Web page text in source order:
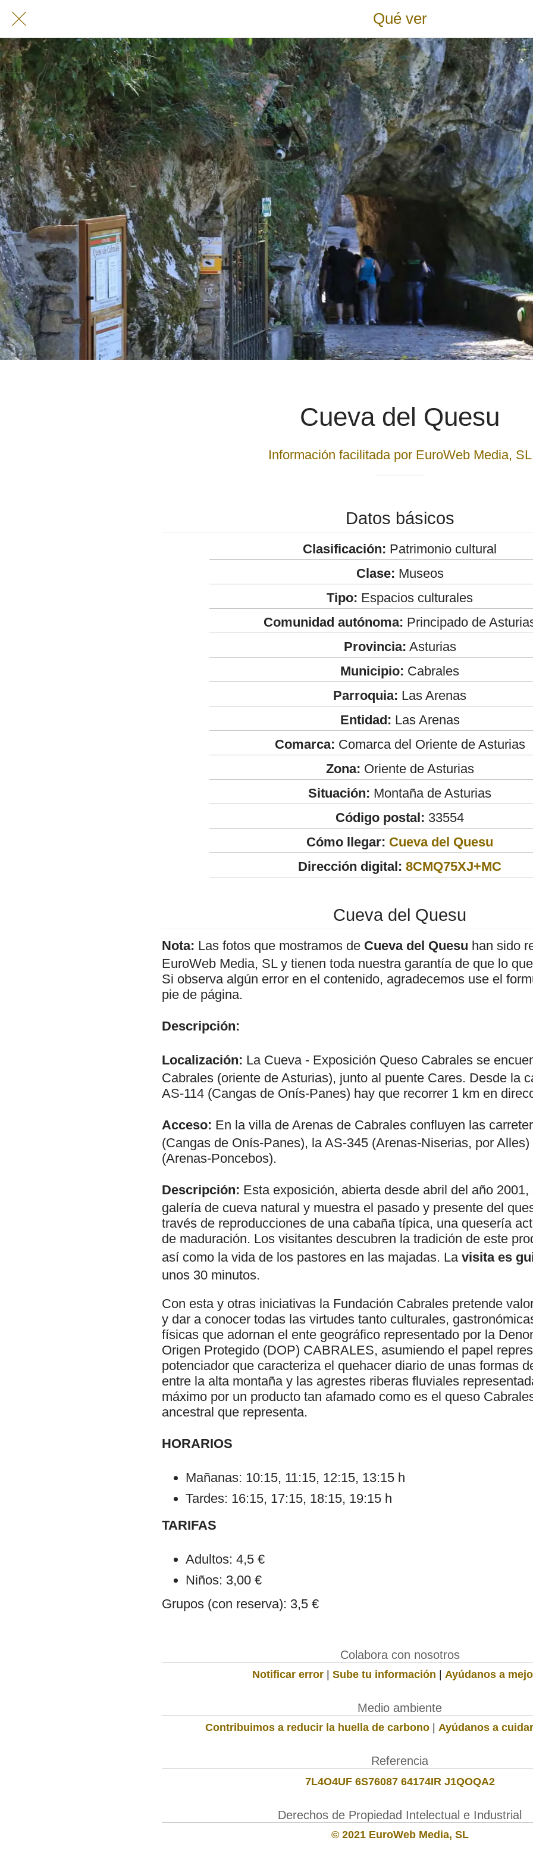
Qué ver
Cueva del Quesu
Información facilitada por EuroWeb Media, SL
Datos básicos
Clasificación: Patrimonio cultural
Clase: Museos
Tipo: Espacios culturales
Comunidad autónoma: Principado de
Provincia: Asturias
Municipio: Cabrales
Parroquia: Las Arenas
Entidad: Las Arenas
Comarca: Comarca del Oriente de Asturias
Zona: Oriente de Asturias
Situación: Montaña de Asturias
Código postal: 33554
Cómo llegar: Cueva del Quesu
Dirección digital: 8CMQ75XJ+MC
Cueva del Quesu
Nota: Las fotos que mostramos de Cueva del Quesu han sido
EuroWeb Media, SL y tienen toda nuestra garantía de que lo
Si observa algún error en el contenido, agradecemos use el
pie de página.
Descripción:
Localización: La Cueva - Exposición Queso Cabrales se
Cabrales (oriente de Asturias), junto al puente Cares. Desde la
AS-114 (Cangas de Onís-Panes) hay que recorrer 1 km en
Acceso: En la villa de Arenas de Cabrales confluyen las
(Cangas de Onís-Panes), la AS-345 (Arenas-Niserias, por
(Arenas-Poncebos).
Descripción: Esta exposición, abierta desde abril del año
galería de cueva natural y muestra el pasado y presente del
través de reproducciones de una cabaña típica, una quesería
de maduración. Los visitantes descubren la tradición de este
así como la vida de los pastores en las majadas. La visita es
unos 30 minutos.
Con esta y otras iniciativas la Fundación Cabrales pretende
y dar a conocer todas las virtudes tanto culturales,
físicas que adornan el ente geográfico representado por la
Origen Protegido (DOP) CABRALES, asumiendo el papel
potenciador que caracteriza el quehacer diario de unas formas
entre la alta montaña y las agrestes riberas fluviales
máximo por un producto tan afamado como es el queso
ancestral que representa.
HORARIOS
Mañanas: 10:15, 11:15, 12:15, 13:15 h
Tardes: 16:15, 17:15, 18:15, 19:15 h
TARIFAS
Adultos: 4,5 €
Niños: 3,00 €
Grupos (con reserva): 3,5 €
Colabora con nosotros
Notificar error | Sube tu información | Ayúdanos a
Medio ambiente
Contribuimos a reducir la huella de carbono | Ayúdanos a
Referencia
7L4O4UF 6S76087 64174IR J1QOQA2
Derechos de Propiedad Intelectual e Industrial
© 2021 EuroWeb Media, SL